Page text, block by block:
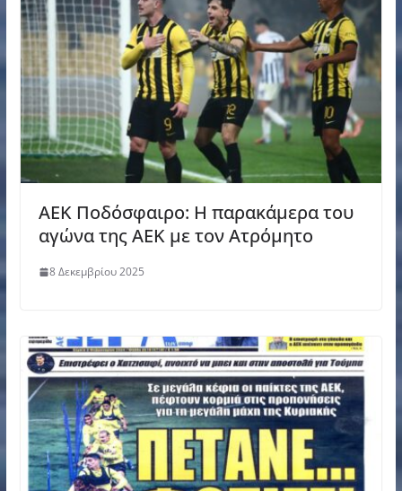
ΑΕΚ Ποδόσφαιρο: Η παρακάμερα του
αγώνα της ΑΕΚ με τον Ατρόμητο
8 Δεκεμβρίου 2025